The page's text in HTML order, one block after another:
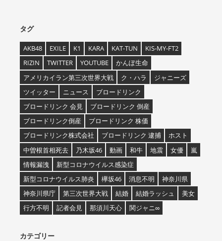
タグ
AKB48 EXILE K1 KARA KAT-TUN
KIS-MY-FT2
RIZIN
TWITTER YOUTUBE
かんぽ生命
アメリカイラン第三次世界大戦
ク・ハラ
ジャニーズ
ツイッター
ニュース
ブロードリンク
ブロードリンク 会見
ブロードリンク 倒産
ブロードリンク倒産
ブロードリンク 株価
ブロードリンク株式会社
ブロードリンク 逮捕
ホスト
中曽根首相死去
乃木坂46 動画 和牛 地震 女優
嵐
情報漏洩
新型コロナウイルス感染症
新型コロナウイルス肺炎
欅坂46 消息不明
神奈川県
神奈川県庁
第三次世界大戦 結婚 結婚ラッシュ
美女
行方不明
記者会見 那須川天心 関ジャニ∞
カテゴリー